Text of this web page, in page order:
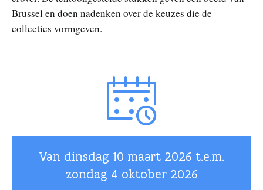
Brussel en doen nadenken over de keuzes die de
collecties vormgeven.
Van dinsdag 10 maart 2026 t.e.m.
zondag 4 oktober 2026